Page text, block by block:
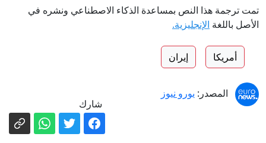
تمت ترجمة هذا النص بمساعدة الذكاء الاصطناعي ونشره في
الأصل باللغة الإنجليزية.
أمريكا إيران
المصدر: يورو نيوز
شارك